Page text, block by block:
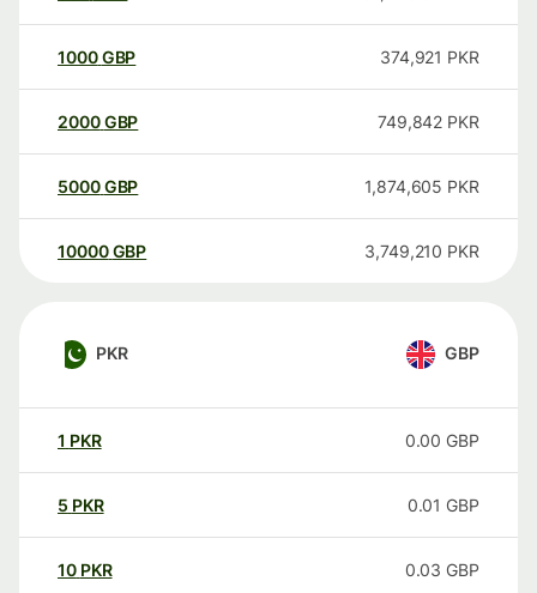
1000GBP 374,921 PKR
2000GBP 749,842 PKR
5000GBP 1,874,605 PKR
10000 GBP 3,749,210 PKR
PKR GBP
1 PKR 0.00 GBP
5 PKR 0.01 GBP
10 PKR 0.03 GBP